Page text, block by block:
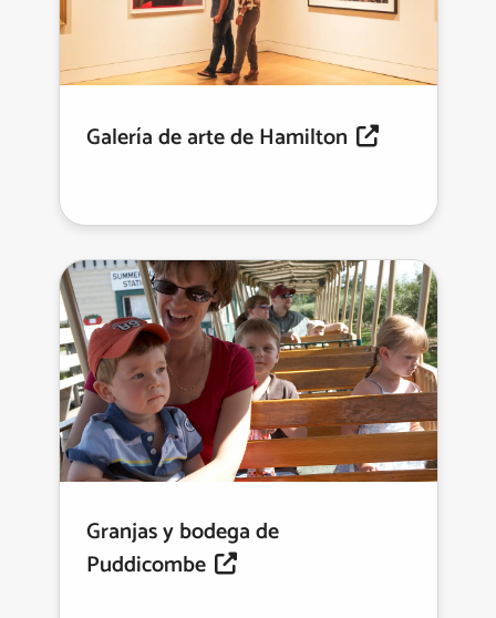
Galería de arte de Hamilton
Granjas y bodega de
Puddicombe